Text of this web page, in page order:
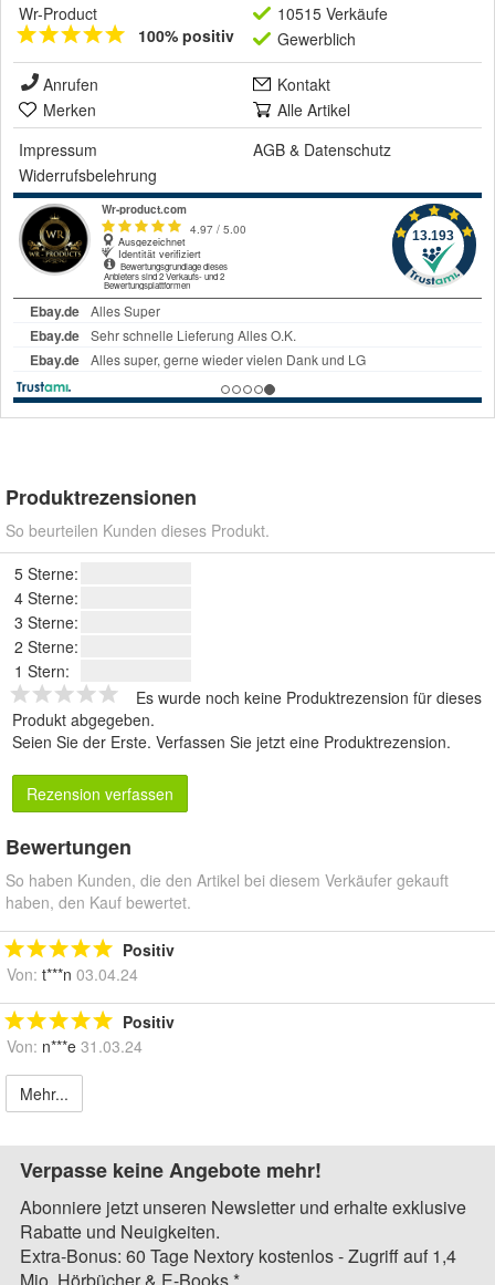
Wr-Product
100% positiv
10515 Verkäufe
Gewerblich
Anrufen
Kontakt
Merken
Alle Artikel
Impressum
AGB & Datenschutz
Widerrufsbelehrung
Produktrezensionen
So beurteilen Kunden dieses Produkt.
5 Sterne:
4 Sterne:
3 Sterne:
2 Sterne:
1 Stern:
Es wurde noch keine Produktrezension für dieses
Produkt abgegeben.
Seien Sie der Erste. Verfassen Sie jetzt eine Produktrezension.
Rezension verfassen
Bewertungen
So haben Kunden, die den Artikel bei diesem Verkäufer gekauft
haben, den Kauf bewertet.
Positiv
Von: t***n 03.04.24
Positiv
Von: n***e 31.03.24
Mehr...
Verpasse keine Angebote mehr!
Abonniere jetzt unseren Newsletter und erhalte exklusive
Rabatte und Neuigkeiten.
Extra-Bonus: 60 Tage Nextory kostenlos - Zugriff auf 1,4
Mio. Hörbücher & E-Books.*